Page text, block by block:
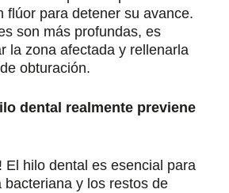
flúor para detener su avance.
son más profundas, es
la zona afectada y rellenarla
obturación.
dental realmente previene
El hilo dental es esencial para
bacteriana y los restos de